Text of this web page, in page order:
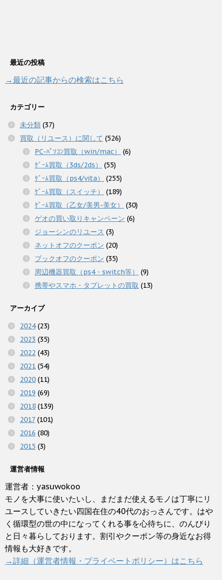
最近の投稿
→最近の記事からの検索はこちら
カテゴリー
未分類 (37)
買取（リユース）に関して (526)
PC-ﾊﾟｿｺﾝ買取（win/mac）
(6)
ｹﾞｰﾑ買取（3ds/2ds）
(55)
ｹﾞｰﾑ買取（ps4/vita）
(255)
ｹﾞｰﾑ買取（スイッチ）
(189)
ｹﾞｰﾑ買取（乙女/美男-美女）
(30)
ゲオの買い取りキャンペーン (6)
ジョーシンのリユース (3)
ネットオフのクーポン (20)
ブックオフのクーポン (35)
周辺機器買取（ps4・switch等）
(9)
携帯やスマホ・タブレットの買取 (13)
アーカイブ
2024(23)
2023 (35)
2022 (43)
2021 (54)
2020 (11)
2019 (69)
2018 (139)
2017 (101)
2016 (80)
2015 (3)
運営者情報
運営者：yasuwokoo
モノを大事に使いたいし、まだまだ使えるモノは丁寧にリ
ユースしていきたい四国在住の40代のおっさんです。はや
く循環型の世の中になってくれる事を心待ちに、のんびり
と日々暮らしております。割引やクーポン等の身近なお得
情報も大好きです。
→詳細（運営者情報・プライベートポリシー）はこちら